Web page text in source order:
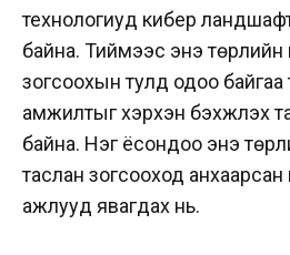
технологиуд кибер
байна. Тиймээс энэ төрлийн
зогсоохын тулд одоо байгаа
амжилтыг хэрхэн бэхжүүлэх
байна. Нэг ёсондоо энэ
таслан зогсооход анхаарсан
ажлууд явагдах нь.